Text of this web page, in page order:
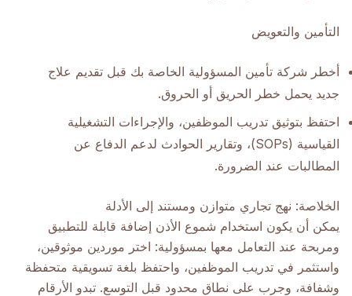
التأمين والتعويض
أخطر شركة تأمين المسؤولية الخاصة بك قبل تقديم علاج
جديد يحمل خطر الحريق أو الحروق.
احتفظ بتوثيق تدريب الموظفين، والإجراءات التشغيلية
القياسية (SOPs)، وتقارير الحوادث لدعم الدفاع عن
المطالبات عند الضرورة.
الخلاصة: نهج تجاري متوازن ومستند إلى الأدلة
يمكن أن يكون استخدام شموع الأذن إضافة قابلة للتطبيق
ومربحة عند التعامل معها بمسؤولية: اختر موردين موثوقين،
واستثمر في تدريب الموظفين، واحتفظ بلغة تسويقية متحفظة
وشفافة، وجرب على نطاق محدود قبل التوسع. تبدو الأرقام